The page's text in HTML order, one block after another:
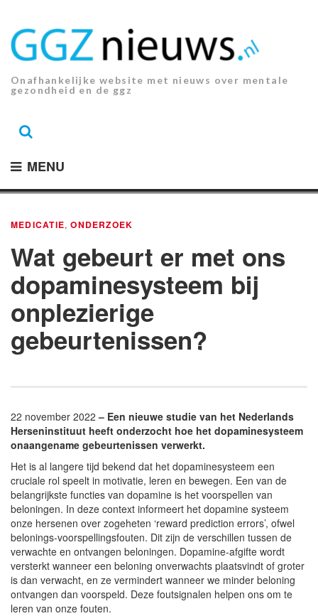
inhoud.
Onafhankelijke website met nieuws over mentale
gezondheid en de ggz
MENU
MEDICATIE,ONDERZOEK
Wat gebeurt er met ons
dopaminesysteem bij
onplezierige
gebeurtenissen?
22 november 2022– Een nieuwe studie van het Nederlands
Herseninstituut heeft onderzocht hoe het dopaminesysteem
onaangename gebeurtenissen verwerkt.
Het is al langere tijd bekend dat het dopaminesysteem een
cruciale rol speelt in motivatie, leren en bewegen. Een van de
belangrijkste functies van dopamine is het voorspellen van
beloningen. In deze context informeert het dopamine systeem
onze hersenen over zogeheten ‘reward prediction errors’, ofwel
belonings-voorspellingsfouten. Dit zijn de verschillen tussen de
verwachte en ontvangen beloningen. Dopamine-afgifte wordt
versterkt wanneer een beloning onverwachts plaatsvindt of groter
is dan verwacht, en ze vermindert wanneer we minder beloning
ontvangen dan voorspeld. Deze foutsignalen helpen ons om te
leren van onze fouten.